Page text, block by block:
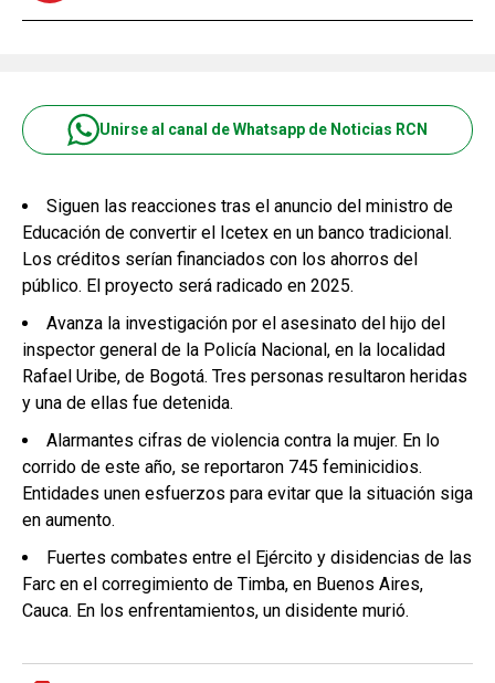
Unirse al canal de Whatsapp de Noticias RCN
Siguen las reacciones tras el anuncio del ministro de
Educación de convertir el Icetex en un banco tradicional.
Los créditos serían financiados con los ahorros del
público. El proyecto será radicado en 2025.
Avanza la investigación por el asesinato del hijo del
inspector general de la Policía Nacional, en la localidad
Rafael Uribe, de Bogotá. Tres personas resultaron heridas
y una de ellas fue detenida.
Alarmantes cifras de violencia contra la mujer. En lo
corrido de este año, se reportaron 745 feminicidios.
Entidades unen esfuerzos para evitar que la situación siga
en aumento.
Fuertes combates entre el Ejército y disidencias de las
Farc en el corregimiento de Timba, en Buenos Aires,
Cauca. En los enfrentamientos, un disidente murió.